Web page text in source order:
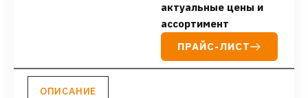
актуальные цены и
ассортимент
ПРАЙС-ЛИСТ
ОПИСАНИЕ